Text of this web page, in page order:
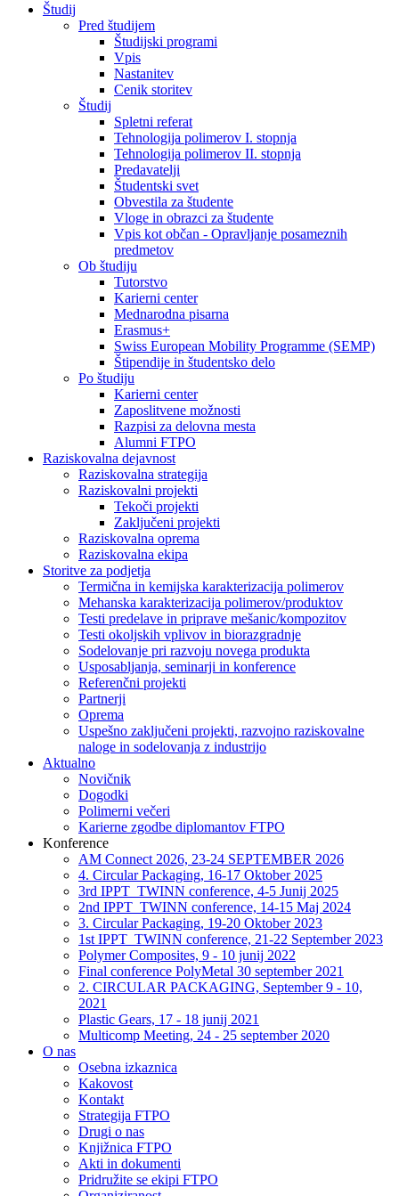
Študij
Pred študijem
Študijski programi
Vpis
Nastanitev
Cenik storitev
Študij
Spletni referat
Tehnologija polimerov I. stopnja
Tehnologija polimerov II. stopnja
Predavatelji
Študentski svet
Obvestila za študente
Vloge in obrazci za študente
Vpis kot občan - Opravljanje posameznih
predmetov
Ob študiju
Tutorstvo
Karierni center
Mednarodna pisarna
Erasmus+
Swiss European Mobility Programme (SEMP)
Štipendije in študentsko delo
Po študiju
Karierni center
Zaposlitvene možnosti
Razpisi za delovna mesta
Alumni FTPO
Raziskovalna dejavnost
Raziskovalna strategija
Raziskovalni projekti
Tekoči projekti
Zaključeni projekti
Raziskovalna oprema
Raziskovalna ekipa
Storitve za podjetja
Termična in kemijska karakterizacija polimerov
Mehanska karakterizacija polimerov/produktov
Testi predelave in priprave mešanic/kompozitov
Testi okoljskih vplivov in biorazgradnje
Sodelovanje pri razvoju novega produkta
Usposabljanja, seminarji in konference
Referenčni projekti
Partnerji
Oprema
Uspešno zaključeni projekti, razvojno raziskovalne
naloge in sodelovanja z industrijo
Aktualno
Novičnik
Dogodki
Polimerni večeri
Karierne zgodbe diplomantov FTPO
Konference
AM Connect 2026, 23-24 SEPTEMBER 2026
4. Circular Packaging, 16-17 Oktober 2025
3rd IPPT_TWINN conference, 4-5 Junij 2025
2nd IPPT_TWINN conference, 14-15 Maj 2024
3. Circular Packaging, 19-20 Oktober 2023
1st IPPT_TWINN conference, 21-22 September 2023
Polymer Composites, 9 - 10 junij 2022
Final conference PolyMetal 30 september 2021
2. CIRCULAR PACKAGING, September 9 - 10,
2021
Plastic Gears, 17 - 18 junij 2021
Multicomp Meeting, 24 - 25 september 2020
O nas
Osebna izkaznica
Kakovost
Kontakt
Strategija FTPO
Drugi o nas
Knjižnica FTPO
Akti in dokumenti
Pridružite se ekipi FTPO